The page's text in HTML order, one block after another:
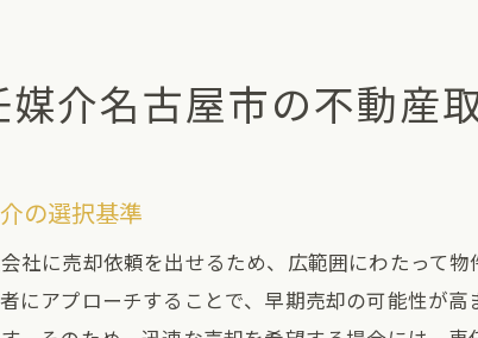
エージェントの役割と責任範囲
市場動向と契約選択の関係
名古屋市の不動産エージェントの
介名古屋市の不動産
の選択基準
社に売却依頼を出せるため、広範囲にわたって
にアプローチすることで、早期売却の可能性が